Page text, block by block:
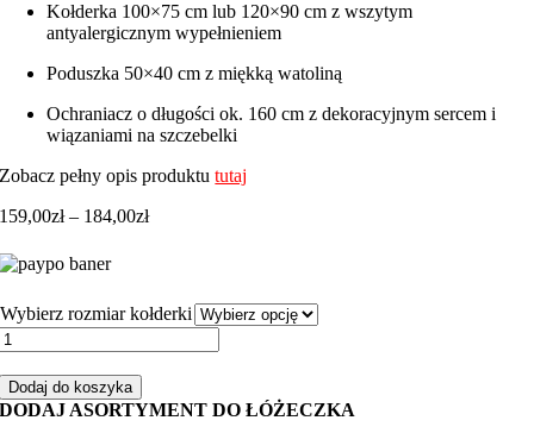
Kołderka 100×75 cm lub 120×90 cm z wszytym
antyalergicznym wypełnieniem
Poduszka 50×40 cm z miękką watoliną
Ochraniacz o długości ok. 160 cm z dekoracyjnym sercem i
wiązaniami na szczebelki
Zobacz pełny opis produktututaj
159,00zł – 184,00złZakres
184,00zł
Wybierz rozmiar kołderki
Dodaj do koszyka
DODAJ ASORTYMENT DO ŁÓŻECZKA